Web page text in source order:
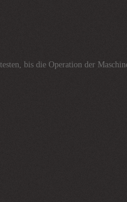
bis die Operation der